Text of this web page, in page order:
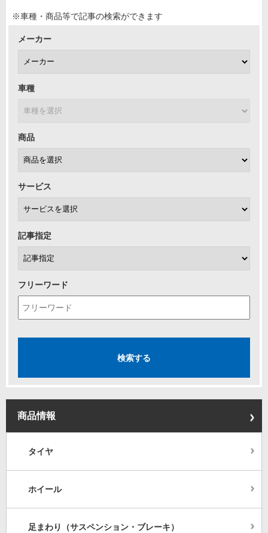
※車種・商品等で記事の検索ができます
メーカー
車種
商品
サービス
記事指定
フリーワード
商品情報
タイヤ
ホイール
足まわり（サスペンション・ブレーキ）